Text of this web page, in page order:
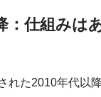
：仕組みは
れた2010年代以